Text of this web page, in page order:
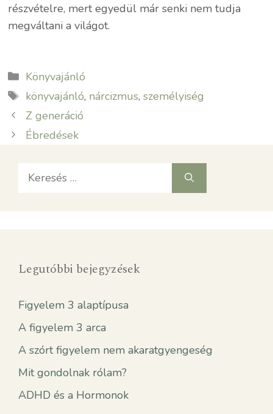
részvételre, mert egyedül már senki nem tudja
megváltani a világot.
Kategória
Könyvajánló
Címkék
könyvajánló, nárcizmus,személyiség
Z generáció
Ébredések
Keresés:
Legutóbbi bejegyzések
Figyelem 3 alaptípusa
A figyelem 3 arca
A szórt figyelem nem akaratgyengeség
Mit gondolnak rólam?
ADHD és a Hormonok